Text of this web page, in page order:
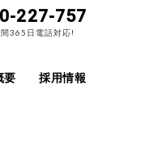
227-757
365日電話対応!
要 採用情報